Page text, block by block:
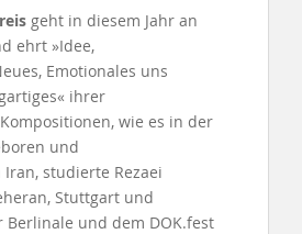
geht in diesem Jahr an
ehrt »Idee,
Emotionales uns
ihrer
wie es in der
und
studierte Rezaei
Stuttgart und
Berlinale und dem DOK.fest